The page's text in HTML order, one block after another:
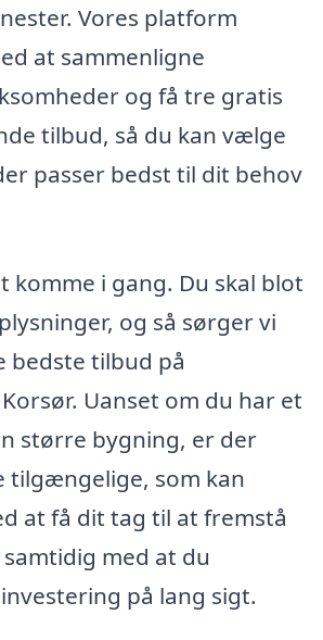
Vores platform
at sammenligne
og få tre gratis
tilbud, så du kan vælge
passer bedst til dit behov
komme i gang. Du skal blot
og så sørger vi
bedste tilbud på
Uanset om du har et
større bygning, er der
tilgængelige, som kan
at få dit tag til at fremstå
med at du
på lang sigt.